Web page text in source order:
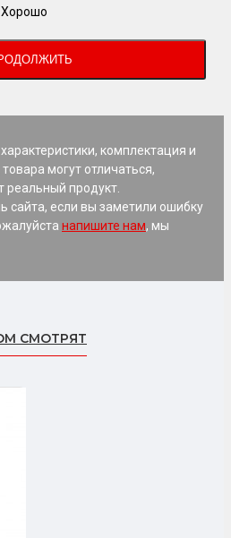
Хорошо
комплектация и
могут отличаться,
реальный продукт.
сайта, если вы заметили ошибку
напишите нам, мы
СМОТРЯТ